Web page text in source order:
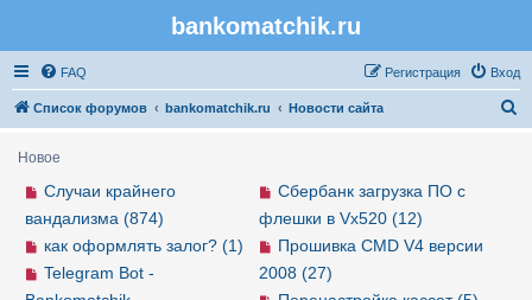
bankomatchik.ru
FAQ Вход
Регистрация
Список форумов bankomatchik.ru Новости сайта
Новое
Сбербанк загрузка ПО с
флешки в Vx520 (12)
Прошивка CMD V4 версии
2008 (27)
Случаи крайнего
вандализма (874)
как оформлять залог? (1)
Telegram Bot -